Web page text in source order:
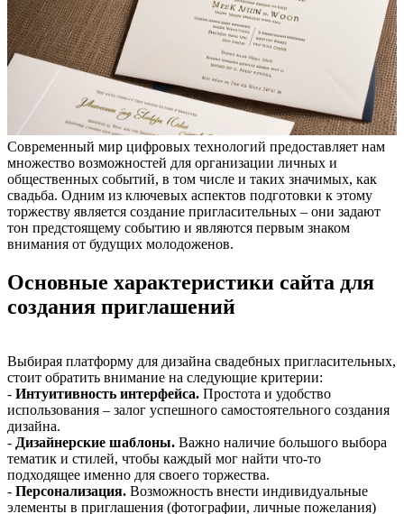
Современный мир цифровых технологий предоставляет нам
множество возможностей для организации личных и
общественных событий, в том числе и таких значимых, как
свадьба. Одним из ключевых аспектов подготовки к этому
торжеству является создание пригласительных – они задают
тон предстоящему событию и являются первым знаком
внимания от будущих молодоженов.
Основные характеристики сайта для
создания приглашений
Выбирая платформу для дизайна свадебных пригласительных,
стоит обратить внимание на следующие критерии:
- Интуитивность интерфейса. Простота и удобство
использования – залог успешного самостоятельного создания
дизайна.
- Дизайнерские шаблоны. Важно наличие большого выбора
тематик и стилей, чтобы каждый мог найти что-то
подходящее именно для своего торжества.
- Персонализация. Возможность внести индивидуальные
элементы в приглашения (фотографии, личные пожелания)